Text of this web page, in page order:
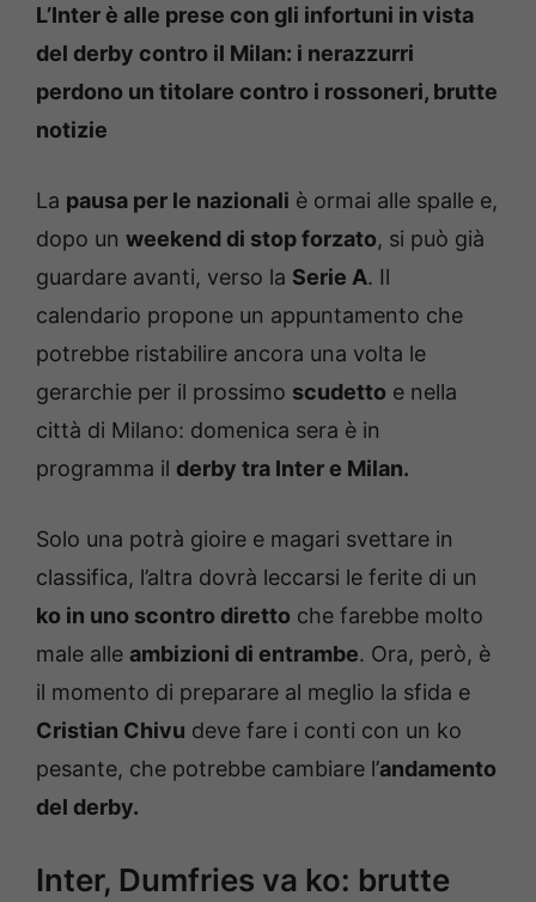
L’Inter è alle prese con gli infortuni in vista
del derby contro il Milan: i nerazzurri
perdono un titolare contro i rossoneri, brutte
notizie
La pausa per le nazionali è ormai alle spalle e,
dopo un weekend di stop forzato, si può già
guardare avanti, verso la Serie A. Il
calendario propone un appuntamento che
potrebbe ristabilire ancora una volta le
gerarchie per il prossimo scudetto e nella
città di Milano: domenica sera è in
programma il derby tra Inter e Milan.
Solo una potrà gioire e magari svettare in
classifica, l’altra dovrà leccarsi le ferite di un
ko in uno scontro diretto che farebbe molto
male alle ambizioni di entrambe. Ora, però, è
il momento di preparare al meglio la sfida e
Cristian Chivu deve fare i conti con un ko
pesante, che potrebbe cambiare l’andamento
del derby.
Inter, Dumfries va ko: brutte